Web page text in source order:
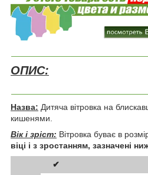
ОПИС:
Назва: Дитяча вітровка на
кишенями.
Вік і зріст: Вітровка буває в
віці і з зростанням, зазначені
✔